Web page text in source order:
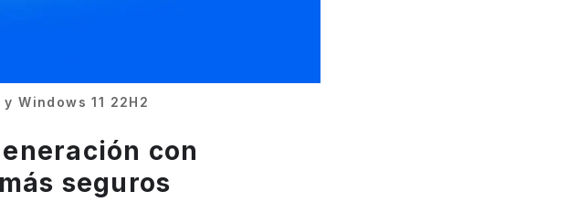
Windows 11 22H2
con
seguros